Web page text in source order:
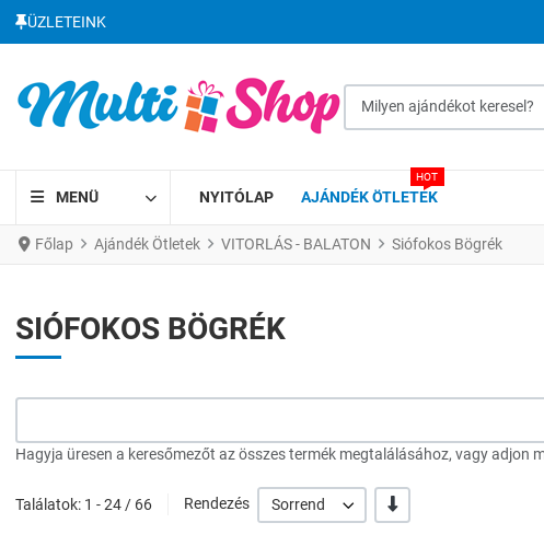
ÜZLETEINK
MENÜ NYITÓLAP AJÁNDÉK ÖTLETEK
HOT
Főlap Ajándék Ötletek VITORLÁS - BALATON Siófokos Bögrék
SIÓFOKOS BÖGRÉK
Hagyja üresen a keresőmezőt az összes termék megtalálásához, vagy adjon
Találatok: 1 - 24 / 66 Rendezés Sorrend -/+